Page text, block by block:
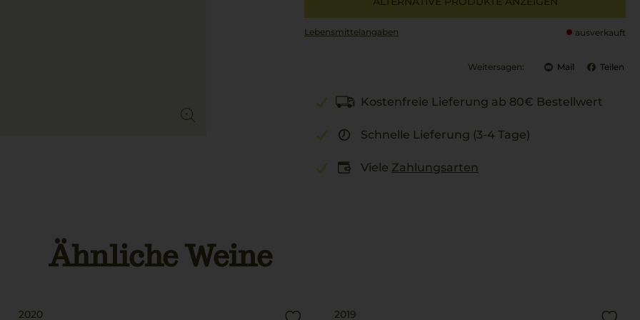
Lebensmittel­angaben ausverkauft
Weitersagen: Mail Teilen
Kostenfreie Lieferung ab 80€ Bestellwert
Schnelle Lieferung (3-4 Tage)
Viele Zahlungsarten
Ähnliche Weine
2020 2019